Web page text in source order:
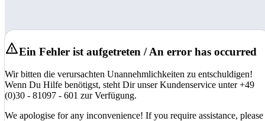
Ein Fehler ist aufgetreten / An error has occurred
Wir bitten die verursachten Unannehmlichkeiten zu entschuldigen!
Wenn Du Hilfe benötigst, steht Dir unser Kundenservice unter +49
(0)30 - 81097 - 601 zur Verfügung.
We apologise for any inconvenience! If you require assistance, please